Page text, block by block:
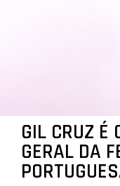
GIL CRUZ É
GERAL DA